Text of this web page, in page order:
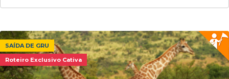
SAÍDA DE GRU
Roteiro Exclusivo Cativa